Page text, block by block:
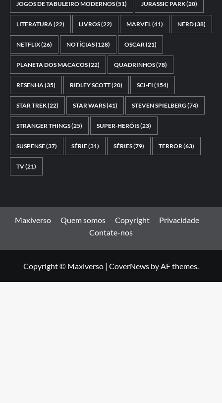
JOGOS DE TABULEIRO MODERNOS(51) JURASSIC PARK(20)
LITERATURA(22) LIVROS(22) MARVEL(41) NERD(38)
NETFLIX(26) NOTÍCIAS(128) OSCAR(21)
PLANETA DOS MACACOS(22) QUADRINHOS(78)
RESENHA(35) RIDLEY SCOTT(20) SCI-FI (154)
STAR TREK(22) STAR WARS(41) STEVEN SPIELBERG (74)
STRANGER THINGS(25) SUPER-HERÓIS(23)
SUSPENSE(37) SÉRIE(31) SÉRIES(79) TERROR(63)
TV(21)
Maxiverso Quem somos Copyright
Privacidade
Contate-nos
Copyright © Maxiverso | CoverNews by AF themes.